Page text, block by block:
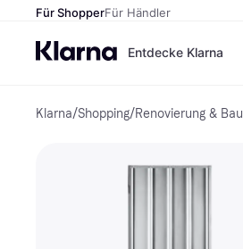
Für ShopperFür Händler
Entdecke Klarna
Klarna/Shopping/Renovierung & Bau